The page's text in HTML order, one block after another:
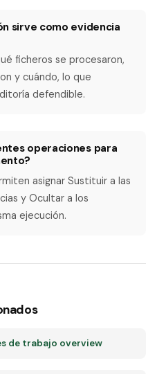
sirve como evidencia
ficheros se procesaron,
y cuándo, lo que
defendible.
operaciones para
asignar Sustituir a las
y Ocultar a los
ejecución.
de trabajo overview